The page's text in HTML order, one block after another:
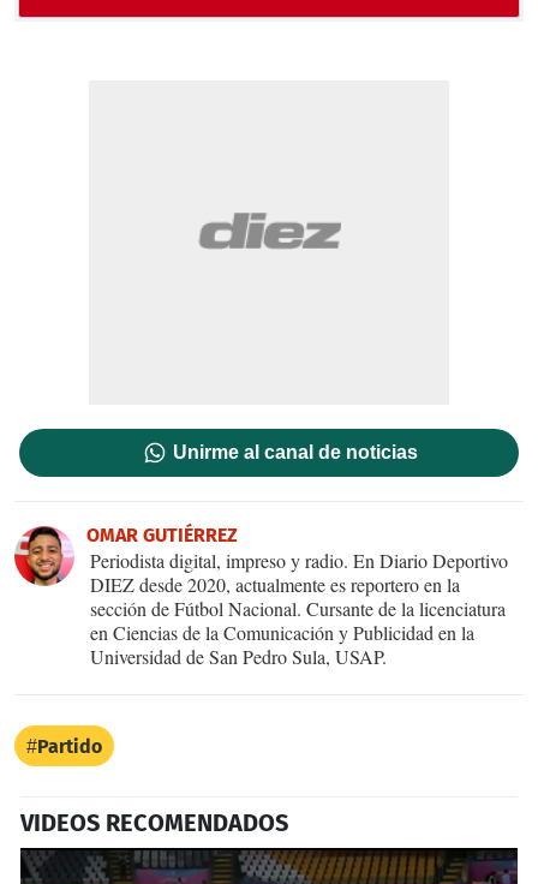
Unirme al canal de noticias
OMAR GUTIÉRREZ
Periodista digital, impreso y radio. En Diario Deportivo
DIEZ desde 2020, actualmente es reportero en la
sección de Fútbol Nacional. Cursante de la licenciatura
en Ciencias de la Comunicación y Publicidad en la
Universidad de San Pedro Sula, USAP.
Partido
VIDEOS RECOMENDADOS